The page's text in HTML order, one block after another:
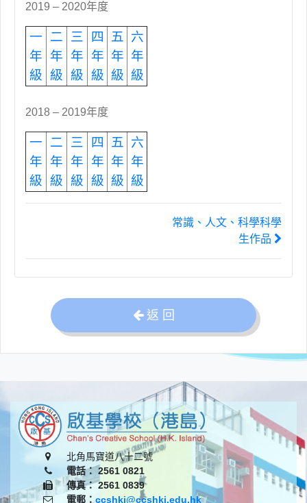
2019 – 2020年度
一
年
級
二
年
級
三
年
級
四
年
級
五
年
級
六
年
級
2018 – 2019年度
一
年
級
二
年
級
三
年
級
四
年
級
五
年
級
六
年
級
常識、人文、科學科學
生作品
返 回
北角馬寶道八十二號
電話： 2561 0821
傳真： 2561 0839
電郵：ccshki@ccshki.edu.hk